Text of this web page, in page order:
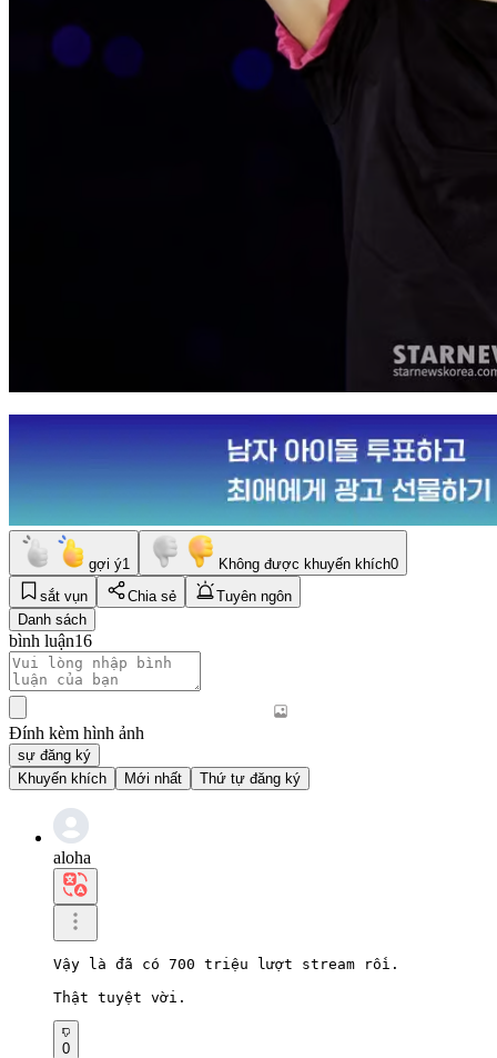
gợi ý1 Không được khuyến khích0
sắt vụn
Chia sẻ
Tuyên ngôn
Danh sách
bình luận16
Đính kèm hình ảnh
sự đăng ký
Khuyến khích
Mới nhất Thứ tự đăng ký
aloha
Vậy là đã có 700 triệu lượt stream rồi.
Thật tuyệt vời.
0